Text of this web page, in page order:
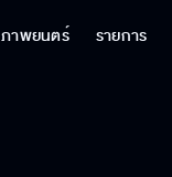
ภาพยนตร์ รายการ